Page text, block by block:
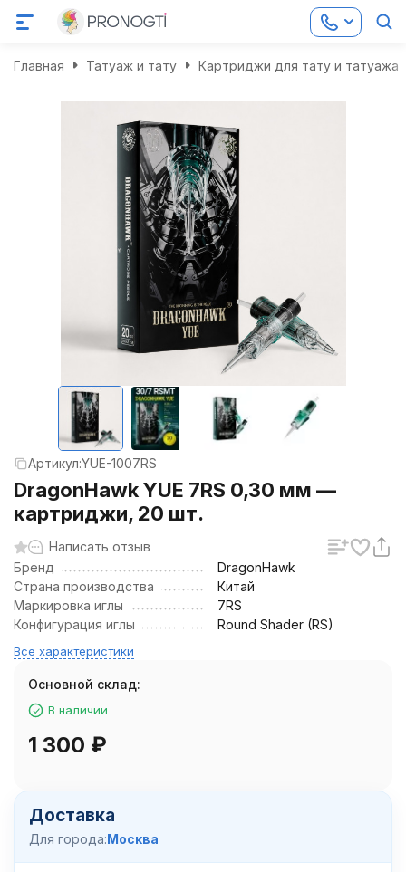
Главная Татуаж и тату Картриджи для тату и татуажа
Артикул:YUE-1007RS
DragonHawk YUE 7RS 0,30 мм —
картриджи, 20 шт.
Написать отзыв
Бренд
DragonHawk
Страна производства
Китай
Маркировка иглы
7RS
Конфигурация иглы
Round Shader (RS)
Все характеристики
Основной склад:
В наличии
1 300 ₽
Доставка
Для города:Москва